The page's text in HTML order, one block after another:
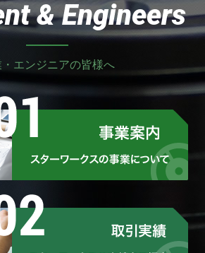
& Engineers
エンジニアの皆様へ